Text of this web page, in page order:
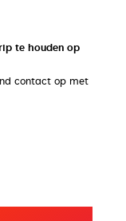
te houden op
contact op met